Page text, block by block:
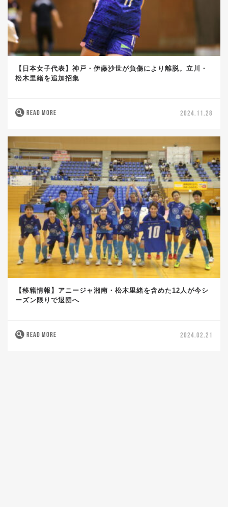
【日本女子代表】神戸・伊藤沙世が負傷により離脱。立川・
松木里緒を追加招集
READ MORE 2024.11.28
【移籍情報】アニージャ湘南・松木里緒を含めた12人が今シ
ーズン限りで退団へ
READ MORE 2024.02.21